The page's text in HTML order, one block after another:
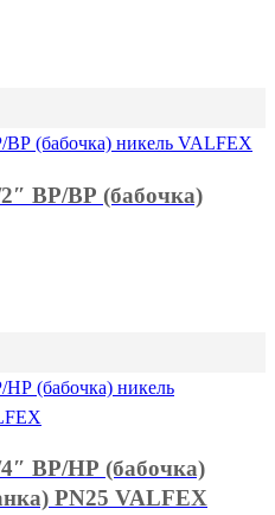
ВР/ВР (бабочка)
ВР/НР (бабочка)
PN25 VALFEX